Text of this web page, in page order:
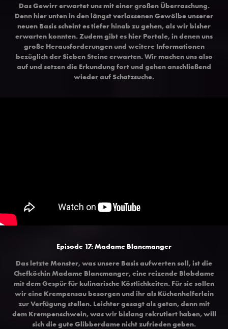
Das Gewirr erwartet uns mit einer großen Überraschung.
Denn hier unten in den längst verlassenen Gewölbe unserer
neuen Basis scheint es tiefer hinab zu gehen, als wir bisher
erwarten konnten. Zudem gibt es hier Portale, in denen uns
große Herausforderungen und weitere Informationen
bezüglich der Sieben Steine erwarten. Wir machen uns also
auf und setzen die Erkundung fort und gehen anschließend
wieder auf Schatzsuche.
Episode 17: Madame Blancmanger
Das letzte Monster, was unsere Basis aufwerten soll, ist die
Chefköchin Madame Blancmanger, eine reizende Blobdame
mit dem Gespür für kulinarische Köstlichkeiten. Für sie sollen
wir eine Krempensau besorgen und ihr als Küchenhelferlein
zur Verfügung stellen. Leichter gesagt als getan, denn mit
dem Krempenschwein, was wir bislang rekrutiert haben, will
sich die gute Glibberdame nicht zufrieden geben.